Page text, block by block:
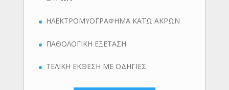
ΗΛΕΚΤΡΟΜΥΟΓΡΑΦΗΜΑ ΚΑΤΩ ΑΚΡΩΝ
ΠΑΘΟΛΟΓΙΚΗ ΕΞΕΤΑΣΗ
ΤΕΛΙΚΗ ΕΚΘΕΣΗ ΜΕ ΟΔΗΓΙΕΣ